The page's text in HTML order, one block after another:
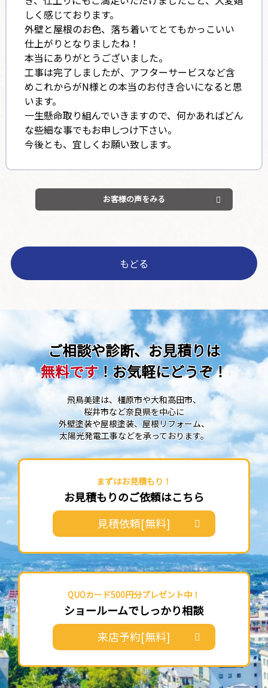
しく感じております。
外壁と屋根のお色、落ち着いてとてもかっこいい
仕上がりとなりましたね！
本当にありがとうございました。
工事は完了しましたが、アフターサービスなど含
めこれからがN様との本当のお付き合いになると思
います。
一生懸命取り組んでいきますので、何かあればどん
な些細な事でもお申しつけ下さい。
今後とも、宜しくお願い致します。
お客様の声をみる
もどる
ご相談や診断、お見積りは
無料です！お気軽にどうぞ！
飛鳥美建は、橿原市や大和高田市、
桜井市など奈良県を中心に
外壁塗装や屋根塗装、屋根リフォーム、
太陽光発電工事などを承っております。
まずはお見積もり！
お見積もりのご依頼はこちら
見積依頼[無料]
QUOカード500円分プレゼント中！
ショールームでしっかり相談
来店予約[無料]